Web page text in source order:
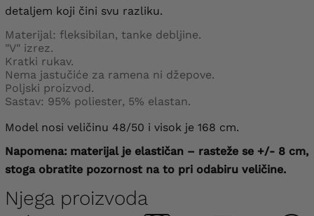
detaljem koji čini svu razliku.
Materijal: fleksibilan, tanke debljine.
"V" izrez.
Kratki rukav.
Nema jastučiće za ramena ni džepove.
Poljski proizvod.
Sastav: 95% poliester, 5% elastan.
Model nosi veličinu 48/50 i visok je 168 cm.
Napomena: materijal je elastičan – rasteže se +/- 8 cm,
stoga obratite pozornost na to pri odabiru veličine.
Njega proizvoda